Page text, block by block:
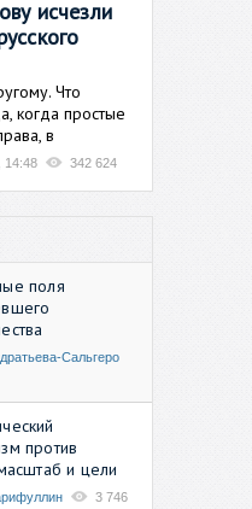
исчезли
Что
когда простые
в
14:48 342 624
поля
Сальгеро
против
и цели
3 746